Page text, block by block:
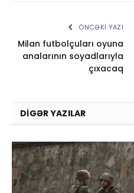
ÖNCƏKI YAZI
Milan futbolçuları oyuna
analarının soyadlarıyla
çıxacaq
DIGƏR YAZILAR